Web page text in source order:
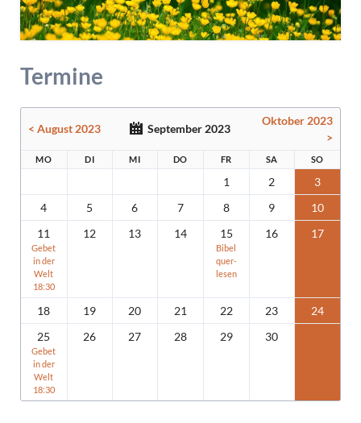
Termine
< August 2023 September 2023
Oktober 2023
>
MO DI MI DO FR SA SO
1 2
3
4
5 6 7 8 9
10
11
Gebet
in der
Welt
18:30
12 13 14 15
Bibel
quer-
lesen
16 17
18 19 20 21 22 23
24
25
Gebet
in der
Welt
18:30
26 27 28 29 30